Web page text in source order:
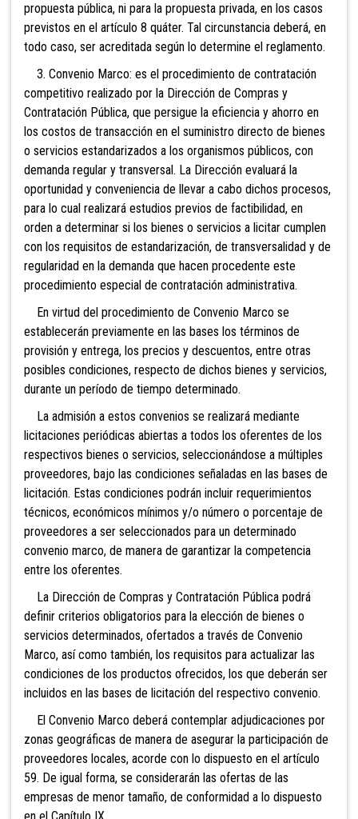
propuesta pública, ni para la propuesta privada, en los casos
previstos en el artículo 8 quáter. Tal circunstancia deberá, en
todo caso, ser acreditada según lo determine el reglamento.
3. Convenio Marco: es el procedimiento de contratación
competitivo realizado por la Dirección de Compras y
Contratación Pública, que persigue la eficiencia y ahorro en
los costos de transacción en el suministro directo de bienes
o servicios estandarizados a los organismos públicos, con
demanda regular y transversal. La Dirección evaluará la
oportunidad y conveniencia de llevar a cabo dichos procesos,
para lo cual realizará estudios previos de factibilidad, en
orden a determinar si los bienes o servicios a licitar cumplen
con los requisitos de estandarización, de transversalidad y de
regularidad en la demanda que hacen procedente este
procedimiento especial de contratación administrativa.
En virtud del procedimiento de Convenio Marco se
establecerán previamente en las bases los términos de
provisión y entrega, los precios y descuentos, entre otras
posibles condiciones, respecto de dichos bienes y servicios,
durante un período de tiempo determinado.
La admisión a estos convenios se realizará mediante
licitaciones periódicas abiertas a todos los oferentes de los
respectivos bienes o servicios, seleccionándose a múltiples
proveedores, bajo las condiciones señaladas en las bases de
licitación. Estas condiciones podrán incluir requerimientos
técnicos, económicos mínimos y/o número o porcentaje de
proveedores a ser seleccionados para un determinado
convenio marco, de manera de garantizar la competencia
entre los oferentes.
La Dirección de Compras y Contratación Pública podrá
definir criterios obligatorios para la elección de bienes o
servicios determinados, ofertados a través de Convenio
Marco, así como también, los requisitos para actualizar las
condiciones de los productos ofrecidos, los que deberán ser
incluidos en las bases de licitación del respectivo convenio.
El Convenio Marco deberá contemplar adjudicaciones por
zonas geográficas de manera de asegurar la participación de
proveedores locales, acorde con lo dispuesto en el artículo
59. De igual forma, se considerarán las ofertas de las
empresas de menor tamaño, de conformidad a lo dispuesto